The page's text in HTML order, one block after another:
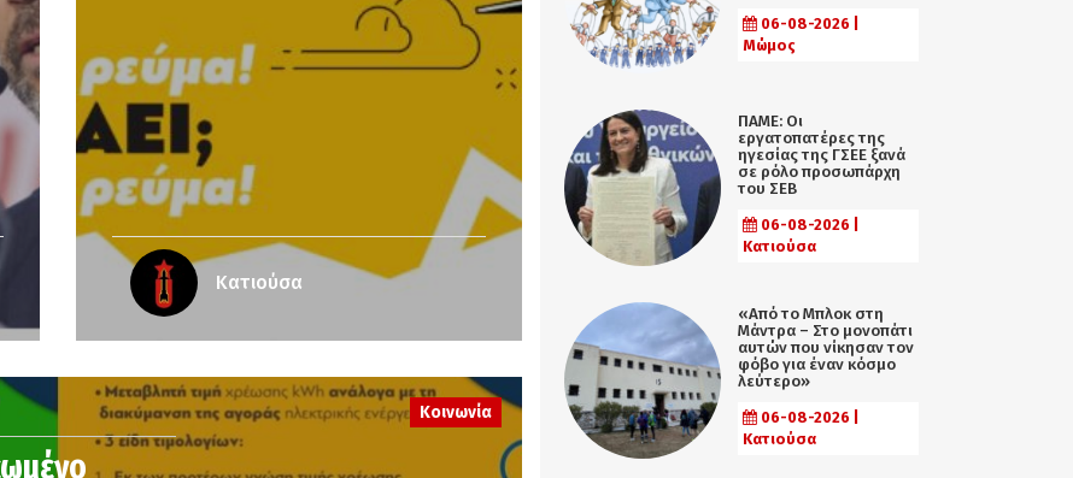
Κατιούσα
Κοινωνία
06-08-2026 |
Μώμος
ΠΑΜΕ: Οι
εργατοπατέρες της
ηγεσίας της ΓΣΕΕ ξανά
σε ρόλο προσωπάρχη
του ΣΕΒ
06-08-2026 |
Κατιούσα
«Από το Μπλοκ στη
Μάντρα – Στο μονοπάτι
αυτών που νίκησαν τον
φόβο για έναν κόσμο
λεύτερο»
06-08-2026 |
Κατιούσα